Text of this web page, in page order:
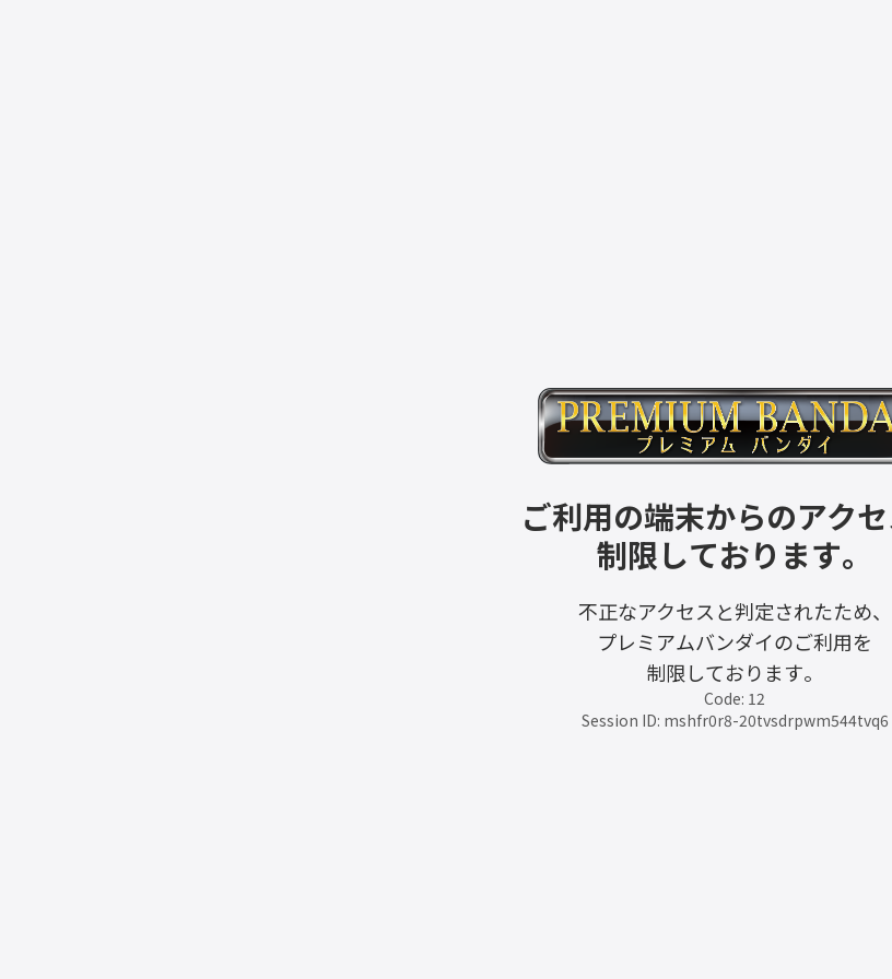
ご利用の端末からのアク
制限しております。
不正なアクセスと判定されたため、
プレミアムバンダイのご利用を
制限しております。
Code: 12
Session ID: mshfr0r8-20tvsdrpwm544tvq6